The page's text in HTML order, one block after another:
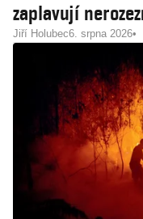
zaplavují
Jiří Holubec6. srpna 2026